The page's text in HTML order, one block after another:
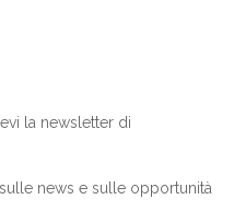
la newsletter di
news e sulle opportunità